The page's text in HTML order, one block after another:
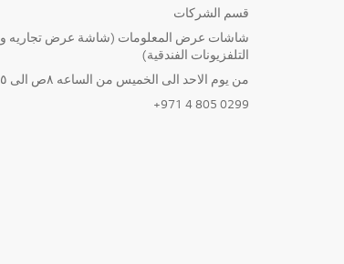
قسم الشركات
شاشات عرض المعلومات (شاشة عرض تجاريه و
التلفزيونات الفندقية)
من يوم الاحد الى الخميس من الساعه ٨ص الى ٥م
0299 805 4 971+